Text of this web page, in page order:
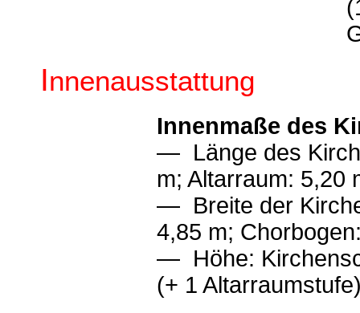
Innenausstattung
Innenmaße des
— Länge des
m; Altarraum: 5,20
— Breite der
4,85 m;
— Höhe:
(+ 1